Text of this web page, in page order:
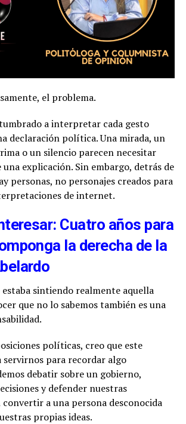
el problema.
a interpretar cada gesto
declaración política. Una mirada, un
o un silencio parecen necesitar
explicación. Sin embargo, detrás de
personas, no personajes creados para
de internet.
Cuatro años para
la derecha de la
estaba sintiendo realmente aquella
que no lo sabemos también es una
políticas, creo que este
servirnos para recordar algo
debatir sobre un gobierno,
y defender nuestras
a una persona desconocida
propias ideas.